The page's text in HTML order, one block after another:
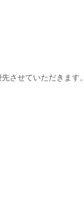
させていただきます。